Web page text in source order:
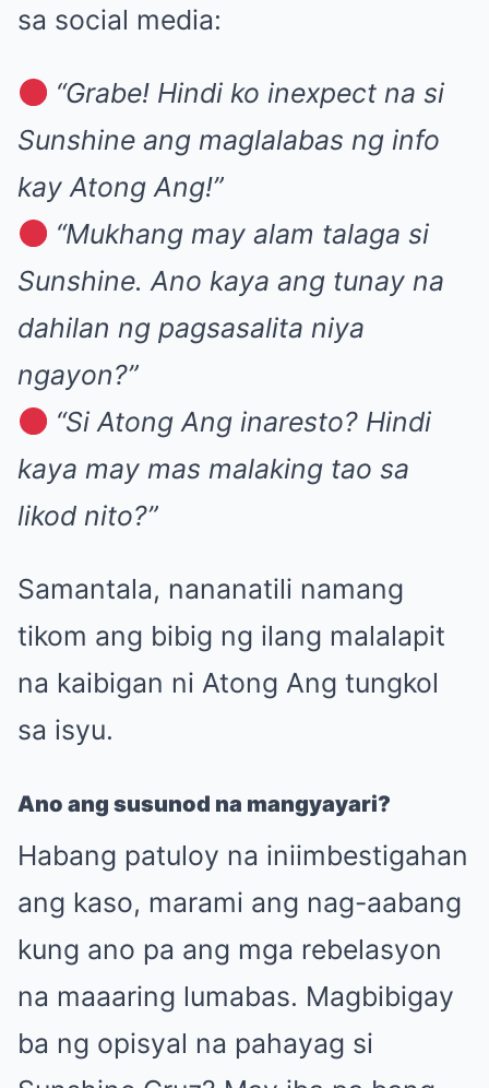
sa social media:
“Grabe! Hindi ko inexpect na si
Sunshine ang maglalabas ng info
kay Atong Ang!”
“Mukhang may alam talaga si
Sunshine. Ano kaya ang tunay na
dahilan ng pagsasalita niya
ngayon?”
“Si Atong Ang inaresto? Hindi
kaya may mas malaking tao sa
likod nito?”
Samantala, nananatili namang
tikom ang bibig ng ilang malalapit
na kaibigan ni Atong Ang tungkol
sa isyu.
Ano ang susunod na mangyayari?
Habang patuloy na iniimbestigahan
ang kaso, marami ang nag-aabang
kung ano pa ang mga rebelasyon
na maaaring lumabas. Magbibigay
ba ng opisyal na pahayag si